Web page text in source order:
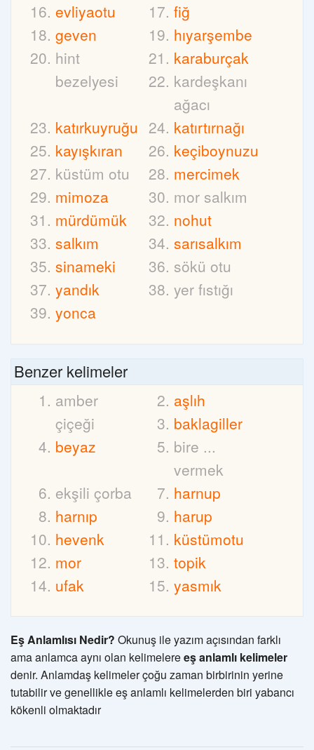
evliyaotu
fiğ
geven
hıyarşembe
hint
bezelyesi
karaburçak
kardeşkanı
ağacı
katırkuyruğu
katırtırnağı
kayışkıran
keçiboynuzu
küstüm otu
mercimek
mimoza
mor salkım
mürdümük
nohut
salkım
sarısalkım
sinameki
sökü otu
yandık
yer fıstığı
yonca
Benzer kelimeler
amber
çiçeği
aşlıh
baklagiller
beyaz
bire ...
vermek
ekşili çorba
harnup
harnıp
harup
hevenk
küstümotu
mor
topik
ufak
yasmık
Eş Anlamlısı Nedir? Okunuş ile yazım açısından farklı
ama anlamca aynı olan kelimelereeş anlamlı kelimeler
denir. Anlamdaş kelimeler çoğu zaman birbirinin yerine
tutabilir ve genellikle eş anlamlı kelimelerden biri yabancı
kökenli olmaktadır